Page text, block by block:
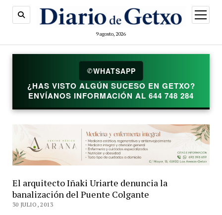
9 agosto, 2026
abrir
menú
✆WHATSAPP
¿HAS VISTO ALGÚN SUCESO EN GETXO?
ENVÍANOS INFORMACIÓN AL 644 748 284
El arquitecto Iñaki Uriarte denuncia la
banalización del Puente Colgante
30 JULIO, 2013